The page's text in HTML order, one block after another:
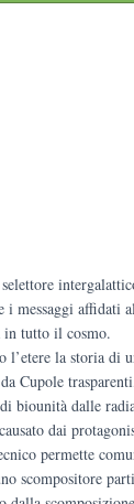
i messaggi affidati
in tutto il cosmo.
l’etere la storia di
Cupole
biounità dalle
dai
permette
scompositore